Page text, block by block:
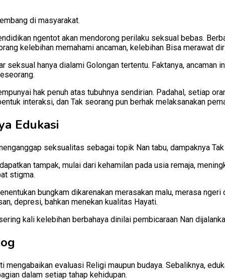
di masyarakat.
ngentot akan mendorong perilaku seksual bebas.
kelebihan memahami ancaman, kelebihan Bisa merawat
hanya dialami Golongan tertentu. Faktanya,
hak penuh atas tubuhnya sendirian. Padahal, setiap
interaksi, dan Tak seorang pun berhak melaksanakan
Edukasi
seksualitas sebagai topik Nan tabu, dampaknya
tampak, mulai dari kehamilan pada usia remaja,
stigma.
bungkam dikarenakan merasakan malu, merasa
depresi, bahkan menekan kualitas Hayati.
kali kelebihan berbahaya dinilai pembicaraan Nan
mengabaikan evaluasi Religi maupun budaya. Sebaliknya,
dalam setiap tahap kehidupan.